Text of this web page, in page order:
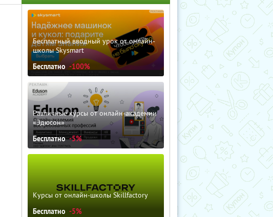
Бесплатный вводный урок от онлайн-
школы Skysmart
Бесплатно -100%
Различные курсы от онлайн-академии
«Эдюсон»
Бесплатно -5%
Курсы от онлайн-школы Skillfactory
Бесплатно -5%